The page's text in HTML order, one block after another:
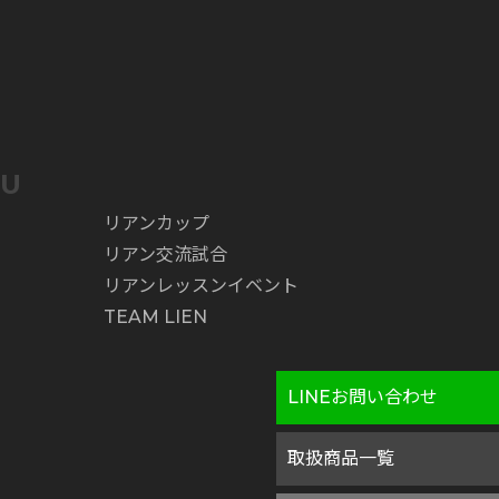
LINEお問い合わせ
取扱商品一覧
リアンカップ
リアン交流試合
リアンレッスンイベント
TEAM LIEN